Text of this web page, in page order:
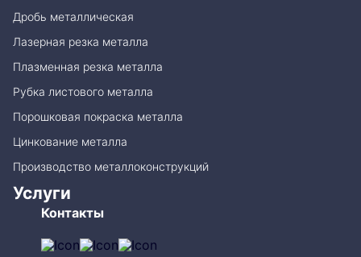
Дробь металлическая
Лазерная резка металла
Плазменная резка металла
Рубка листового металла
Порошковая покраска металла
Цинкование металла
Производство металлоконструкций
Услуги
Контакты